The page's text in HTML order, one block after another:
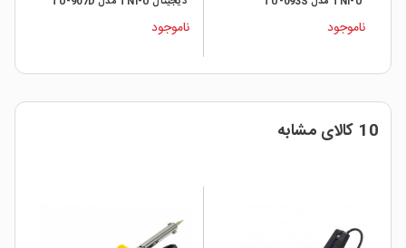
ناموجود ناموجود
10 کالای مشابه